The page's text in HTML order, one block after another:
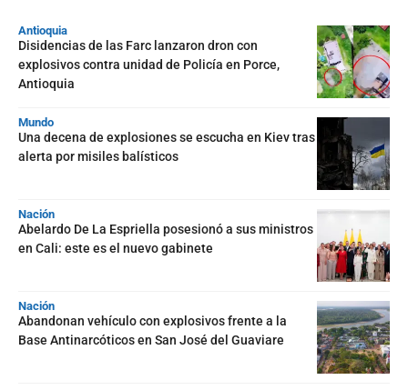
Antioquia
Disidencias de las Farc lanzaron dron con
explosivos contra unidad de Policía en Porce,
Antioquia
Mundo
Una decena de explosiones se escucha en Kiev tras
alerta por misiles balísticos
Nación
Abelardo De La Espriella posesionó a sus ministros
en Cali: este es el nuevo gabinete
Nación
Abandonan vehículo con explosivos frente a la
Base Antinarcóticos en San José del Guaviare